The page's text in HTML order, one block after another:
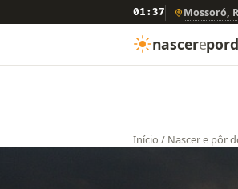
01:37 Mossoró,
nascere
Início / Nascer e pôr